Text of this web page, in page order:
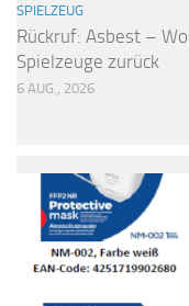
SPIELZEUG
Rückruf: Asbest –
Spielzeuge zurück
6 AUG., 2026